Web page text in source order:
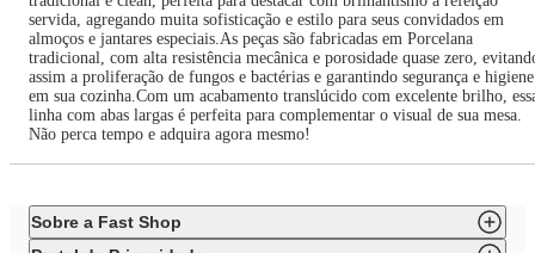
servida, agregando muita sofisticação e estilo para seus convidados em
almoços e jantares especiais.As peças são fabricadas em Porcelana
tradicional, com alta resistência mecânica e porosidade quase zero,
assim a proliferação de fungos e bactérias e garantindo segurança e higiene
em sua cozinha.Com um acabamento translúcido com excelente brilho,
linha com abas largas é perfeita para complementar o visual de sua mesa.
Não perca tempo e adquira agora mesmo!
Sobre a Fast Shop